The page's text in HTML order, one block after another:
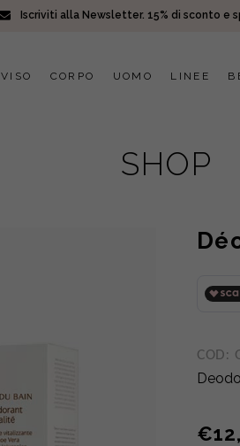
Iscriviti alla Newsletter. 15% di sconto e
VISO CORPO UOMO LINEE
SHOP
COD:
€